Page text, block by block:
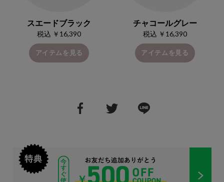
スエードブラック
税込 ￥16,390
アイテムを見る
チャコールグレー
税込 ￥16,390
アイテムを見る